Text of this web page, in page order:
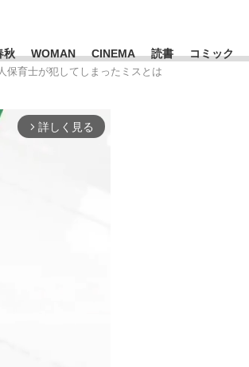
秋 WOMAN CINEMA 読書 コミック
育士が犯してしまったミスとは
arrow_forward_ios 詳しく見る